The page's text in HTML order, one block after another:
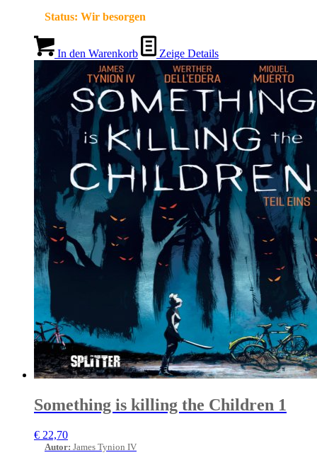
Status: Wir besorgen
In den Warenkorb Zeige Details
Something is killing the Children 1
€ 22,70
Autor: James Tynion IV